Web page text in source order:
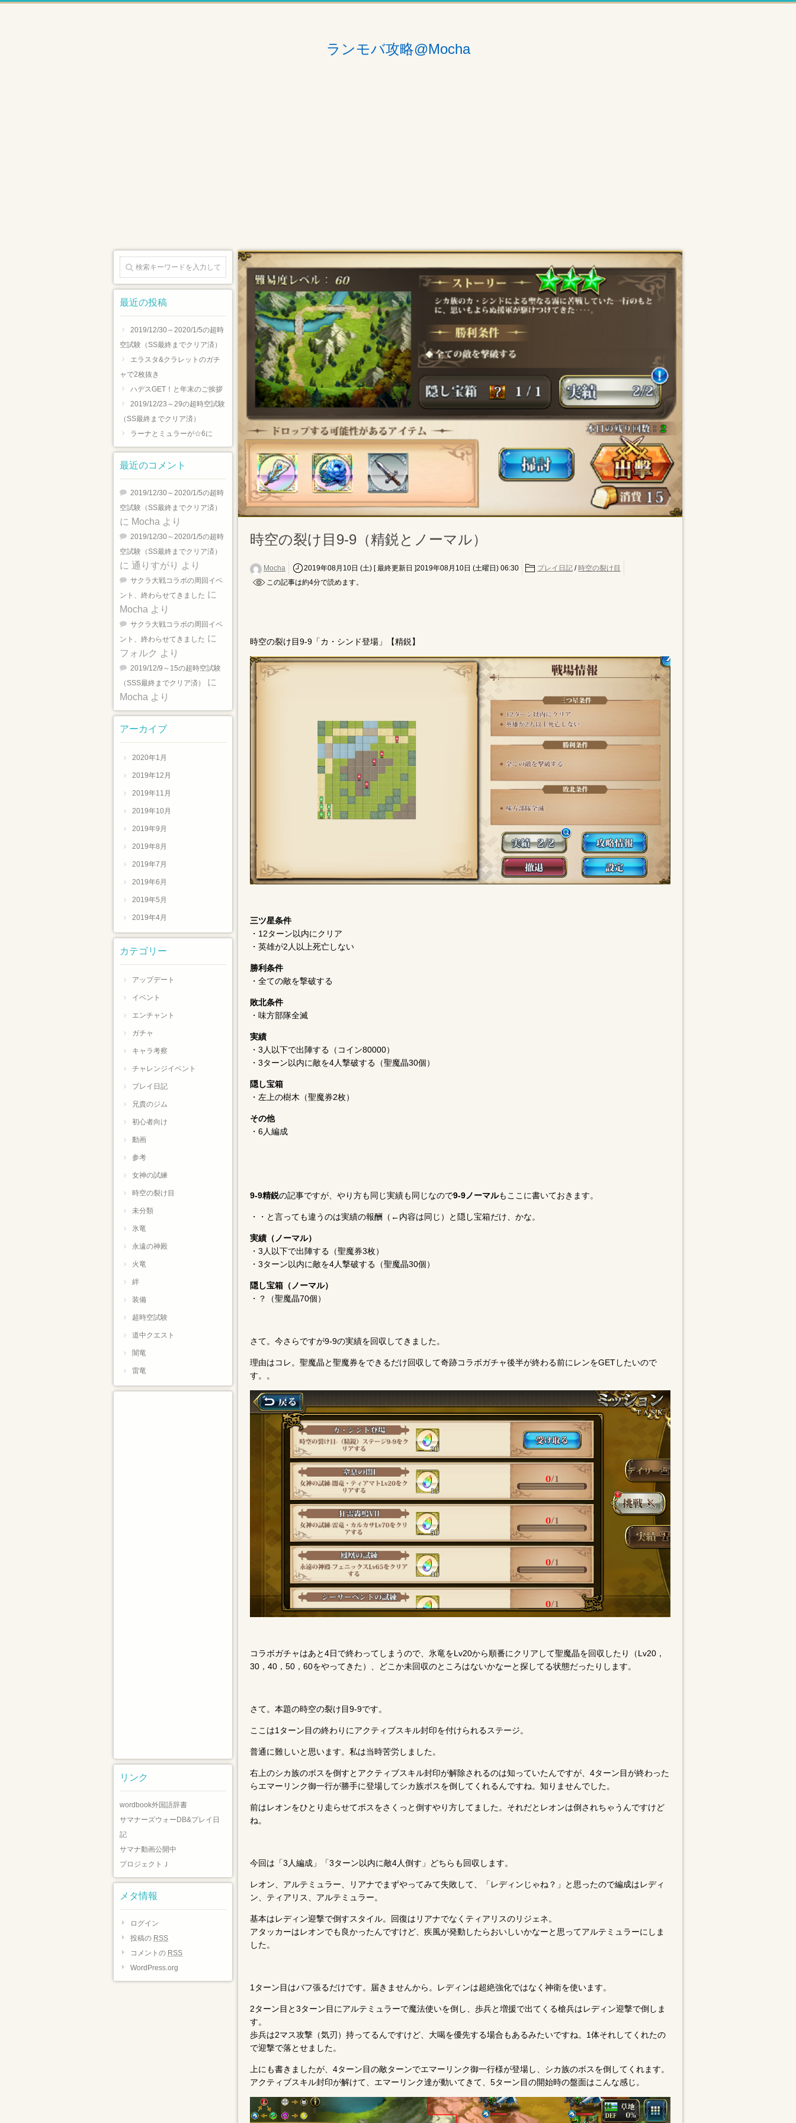
ランモバ攻略@Mocha
時空の裂け目9-9（精鋭とノーマル）
Mocha 2019年08月10日 (土) [ 最終更新日 ]2019年08月10日 (土曜日) 06:30 プレイ日記 / 時空の裂け目
この記事は約4分で読めます。
時空の裂け目9-9「カ・シンド登場」【精鋭】
三ツ星条件
・12ターン以内にクリア
・英雄が2人以上死亡しない
勝利条件
・全ての敵を撃破する
敗北条件
・味方部隊全滅
実績
・3人以下で出陣する（コイン80000）
・3ターン以内に敵を4人撃破する（聖魔晶30個）
隠し宝箱
・左上の樹木（聖魔券2枚）
その他
・6人編成
9-9精鋭の記事ですが、やり方も同じ実績も同じなので9-9ノーマルもここに書いておきます。
・・と言っても違うのは実績の報酬（←内容は同じ）と隠し宝箱だけ、かな。
実績（ノーマル）
・3人以下で出陣する（聖魔券3枚）
・3ターン以内に敵を4人撃破する（聖魔晶30個）
隠し宝箱（ノーマル）
・？（聖魔晶70個）
さて。今さらですが9-9の実績を回収してきました。
理由はコレ。聖魔晶と聖魔券をできるだけ回収して奇跡コラボガチャ後半が終わる前にレンをGETしたいので
す。。
コラボガチャはあと4日で終わってしまうので、氷竜をLv20から順番にクリアして聖魔晶を回収したり（Lv20，
30，40，50，60をやってきた）、どこか未回収のところはないかなーと探してる状態だったりします。
さて。本題の時空の裂け目9-9です。
ここは1ターン目の終わりにアクティブスキル封印を付けられるステージ。
普通に難しいと思います。私は当時苦労しました。
右上のシカ族のボスを倒すとアクティブスキル封印が解除されるのは知っていたんですが、4ターン目が終わった
らエマーリンク御一行が勝手に登場してシカ族ボスを倒してくれるんですね。知りませんでした。
前はレオンをひとり走らせてボスをさくっと倒すやり方してました。それだとレオンは倒されちゃうんですけど
ね。
今回は「3人編成」「3ターン以内に敵4人倒す」どちらも回収します。
レオン、アルテミュラー、リアナでまずやってみて失敗して、「レディンじゃね？」と思ったので編成はレディ
ン、ティアリス、アルテミュラー。
基本はレディン迎撃で倒すスタイル。回復はリアナでなくティアリスのリジェネ。
アタッカーはレオンでも良かったんですけど、疾風が発動したらおいしいかなーと思ってアルテミュラーにしま
した。
1ターン目はバフ張るだけです。届きませんから。レディンは超絶強化ではなく神衛を使います。
2ターン目と3ターン目にアルテミュラーで魔法使いを倒し、歩兵と増援で出てくる槍兵はレディン迎撃で倒しま
す。
歩兵は2マス攻撃（気刃）持ってるんですけど、大喝を優先する場合もあるみたいですね。1体それしてくれたの
で迎撃で落とせました。
上にも書きましたが、4ターン目の敵ターンでエマーリンク御一行様が登場し、シカ族のボスを倒してくれます。
アクティブスキル封印が解けて、エマーリンク達が動いてきて、5ターン目の開始時の盤面はこんな感じ。
最近の投稿
2019/12/30～2020/1/5の超時
空試験（SS最終までクリア済）
エラスタ&クラレットのガチ
ャで2枚抜き
ハデスGET！と年末のご挨拶
2019/12/23～29の超時空試験
（SS最終までクリア済）
ラーナとミュラーが☆6に
最近のコメント
2019/12/30～2020/1/5の超時
空試験（SS最終までクリア済）
に Mocha より
2019/12/30～2020/1/5の超時
空試験（SS最終までクリア済）
に 通りすがり より
サクラ大戦コラボの周回イベ
ント、終わらせてきました に
Mocha より
サクラ大戦コラボの周回イベ
ント、終わらせてきました に
フォルク より
2019/12/9～15の超時空試験
（SSS最終までクリア済）
に
Mocha より
アーカイブ
2020年1月
2019年12月
2019年11月
2019年10月
2019年9月
2019年8月
2019年7月
2019年6月
2019年5月
2019年4月
カテゴリー
アップデート
イベント
エンチャント
ガチャ
キャラ考察
チャレンジイベント
プレイ日記
兄貴のジム
初心者向け
動画
参考
女神の試練
時空の裂け目
未分類
氷竜
永遠の神殿
火竜
絆
装備
超時空試験
道中クエスト
闇竜
雷竜
リンク
wordbook外国語辞書
サマナーズウォーDB&プレイ日
記
サマナ動画公開中
プロジェクトＪ
メタ情報
ログイン
投稿の RSS
コメントの RSS
WordPress.org